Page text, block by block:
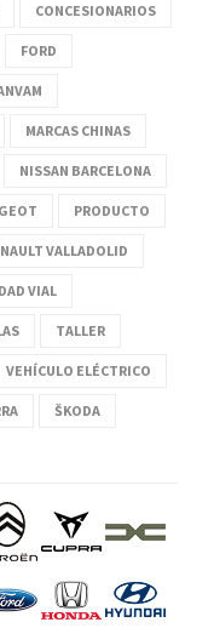
CONCESIONARIOS
FORD
MARCAS CHINAS
NISSAN BARCELONA
PRODUCTO
VALLADOLID
VIAL
TALLER
VEHÍCULO ELÉCTRICO
ŠKODA